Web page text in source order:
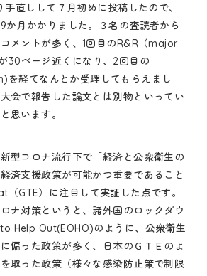
手直しして７月初めに投稿したので、
か月かかりました。３名の査読者から
メントが多く、1回目のR&R（major
30ページ近くになり、2回目の
経てなんとか受理してもらえまし
会で報告した論文とは別物といってい
思います。
型コロナ流行下で「経済と公衆衛生の
済支援政策が可能かつ重要であること
（GTE）に注目して実証した点です。
ナ対策というと、諸外国のロックダウ
Help Out(EOHO)のように、公衆衛生
偏った政策が多く、日本のＧＴＥのよ
取った政策（様々な感染防止策で制限